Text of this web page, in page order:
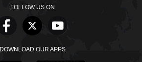
FOLLOW US ON
DOWNLOAD OUR APPS